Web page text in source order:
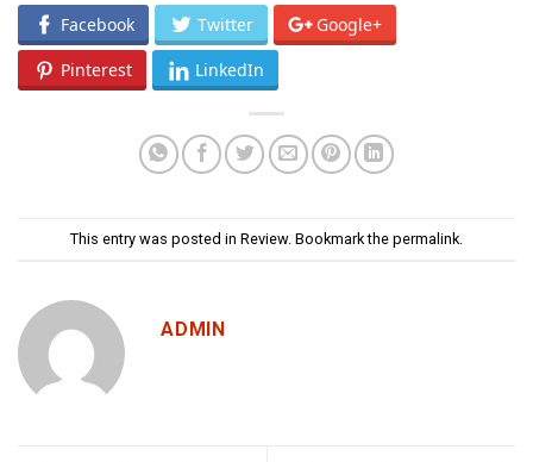
Facebook Twitter Google+
Pinterest LinkedIn
This entry was posted in Review. Bookmark the permalink
ADMIN